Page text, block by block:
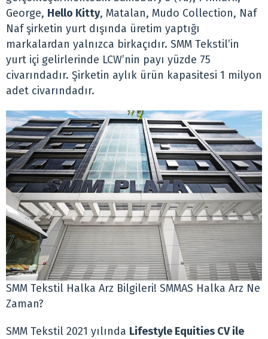
George, Hello Kitty, Matalan, Mudo Collection, Naf
Naf şirketin yurt dışında üretim yaptığı
markalardan yalnızca birkaçıdır. SMM Tekstil’in
yurt içi gelirlerinde LCW’nin payı yüzde 75
civarındadır. Şirketin aylık ürün kapasitesi 1 milyon
adet civarındadır.
SMM Tekstil Halka Arz Bilgileri! SMMAS Halka Arz Ne
Zaman?
SMM Tekstil 2021 yılında Lifestyle Equities CV ile